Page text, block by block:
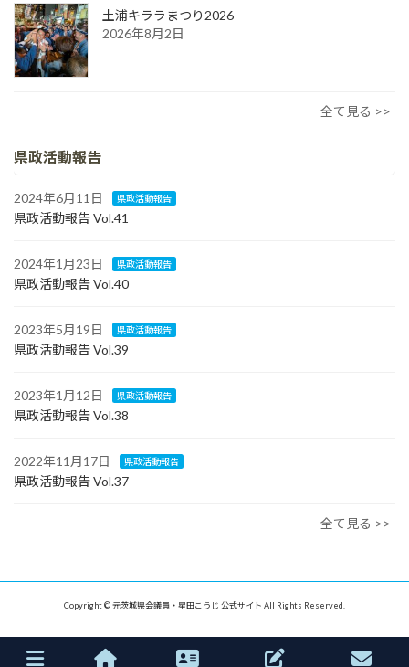
土浦キララまつり2026
2026年8月2日
全て見る >>
県政活動報告
2024年6月11日 県政活動報告
県政活動報告 Vol.41
2024年1月23日 県政活動報告
県政活動報告 Vol.40
2023年5月19日 県政活動報告
県政活動報告 Vol.39
2023年1月12日 県政活動報告
県政活動報告 Vol.38
2022年11月17日 県政活動報告
県政活動報告 Vol.37
全て見る >>
Copyright © 元茨城県会議員・星田こうじ 公式サイト All Rights Reserved.